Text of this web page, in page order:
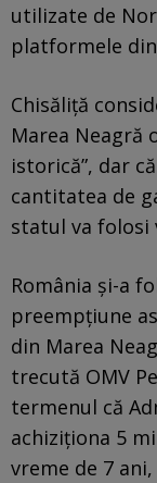
utilizate de
platformele
Chisăliță
Marea Neagră
istorică”, dar
cantitatea de
statul va folosi
România și-a
preempțiune
din Marea
trecută OMV
termenul că
achiziționa 5
vreme de 7